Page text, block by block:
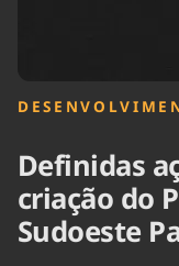
Definidas
criação do
Sudoeste